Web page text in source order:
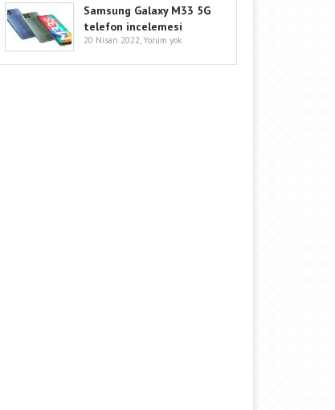
Samsung Galaxy M33 5G
telefon incelemesi
20 Nisan 2022, Yorum yok